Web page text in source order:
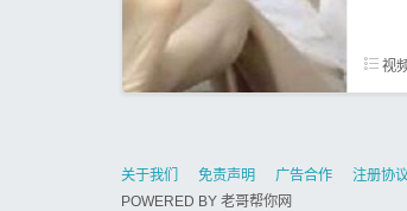
视
关于我们 免责声明 广告合作
注册协议
POWERED BY 老哥帮你网